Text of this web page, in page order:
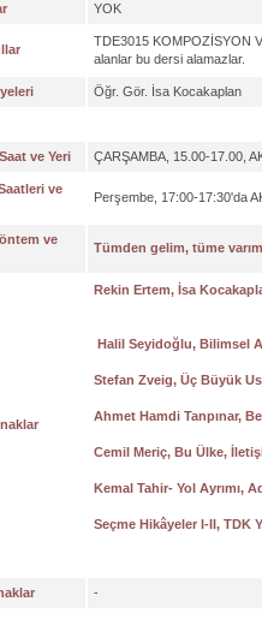
YOK
TDE3015 KOMPOZİSYON
alanlar bu dersi alamazlar.
Öğr. Gör. İsa Kocakaplan
ve Yeri ÇARŞAMBA, 15.00-17.00,
ve
Perşembe, 17:00-17:30'da
ve
Tümden gelim, tüme
Rekin Ertem, İsa
Halil Seyidoğlu, Bilimsel
Stefan Zveig, Üç Büyük
Ahmet Hamdi Tanpınar,
Cemil Meriç, Bu Ülke,
Kemal Tahir- Yol Ayrımı,
Seçme Hikâyeler I-II, TDK
-